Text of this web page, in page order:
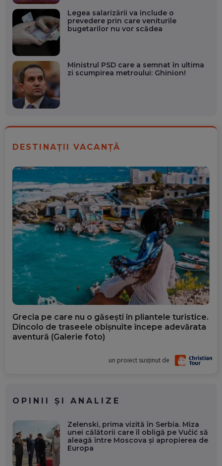
Legea salarizării va include o
prevedere prin care veniturile
bugetarilor nu vor scădea
Ministrul PSD care a semnat în ultima
zi scumpirea metroului: Ghinion!
DESTINAȚII VACANȚĂ
Grecia pe care nu o găsești în pliantele turistice.
Dincolo de traseele obișnuite începe adevărata
aventură (Galerie foto)
un proiect susținut de
OPINII ȘI ANALIZE
Zelenski, prima vizită în Serbia. Miza
unei călătorii care îl obligă pe Vučić să
aleagă între Moscova și apropierea de
Europa